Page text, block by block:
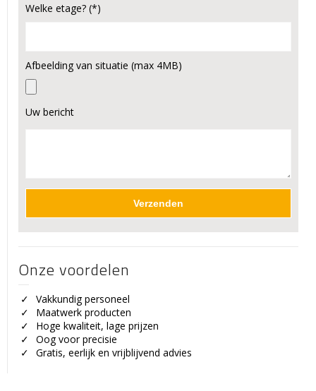
Welke etage? (*)
Afbeelding van situatie (max 4MB)
Uw bericht
Onze voordelen
Vakkundig personeel
Maatwerk producten
Hoge kwaliteit, lage prijzen
Oog voor precisie
Gratis, eerlijk en vrijblijvend advies